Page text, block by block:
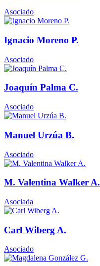
Asociado
Ignacio Moreno P.
Asociado
Joaquín Palma C.
Asociado
Manuel Urzúa B.
Asociado
M. Valentina Walker A.
Asociada
Carl Wiberg A.
Asociado